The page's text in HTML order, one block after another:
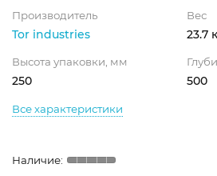
Производитель
Tor industries
Вес
23.7
Высота упаковки, мм
250 500
Все характеристики